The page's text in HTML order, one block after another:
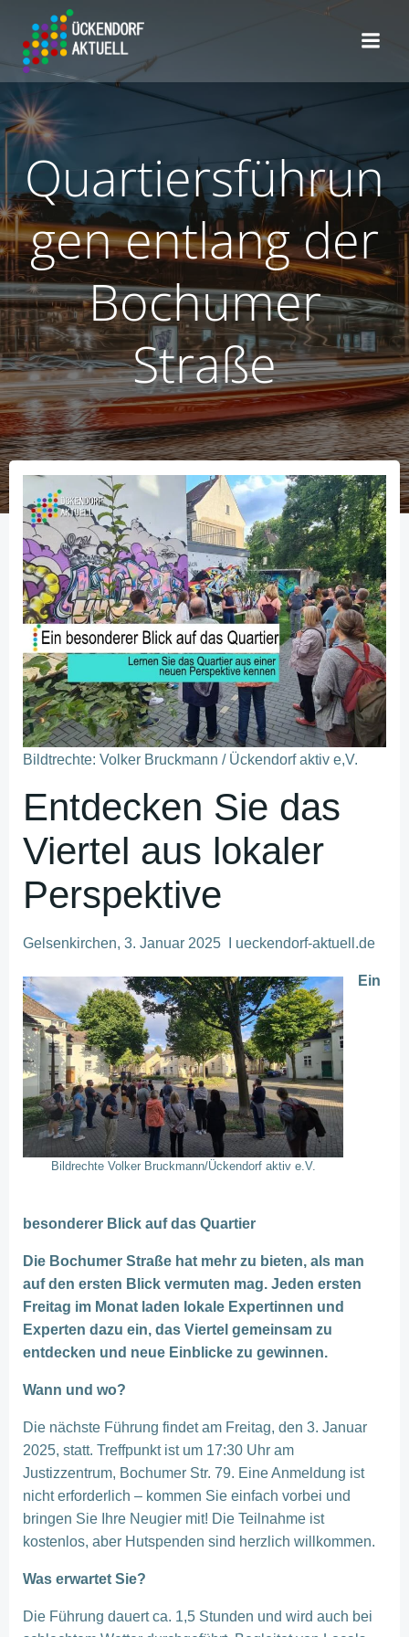
Quartiersführun
gen entlang der
Bochumer
Straße
Bildtrechte: Volker Bruckmann / Ückendorf aktiv e,V.
Entdecken Sie das
Viertel aus lokaler
Perspektive
Gelsenkirchen, 3. Januar 2025 I ueckendorf-aktuell.de
Bildrechte Volker Bruckmann/Ückendorf aktiv e.V.
Ein
besonderer Blick auf das Quartier
Die Bochumer Straße hat mehr zu bieten, als man
auf den ersten Blick vermuten mag. Jeden ersten
Freitag im Monat laden lokale Expertinnen und
Experten dazu ein, das Viertel gemeinsam zu
entdecken und neue Einblicke zu gewinnen.
Wann und wo?
Die nächste Führung findet am Freitag, den 3. Januar
2025, statt. Treffpunkt ist um 17:30 Uhr am
Justizzentrum, Bochumer Str. 79. Eine Anmeldung ist
nicht erforderlich – kommen Sie einfach vorbei und
bringen Sie Ihre Neugier mit! Die Teilnahme ist
kostenlos, aber Hutspenden sind herzlich willkommen.
Was erwartet Sie?
Die Führung dauert ca. 1,5 Stunden und wird auch bei